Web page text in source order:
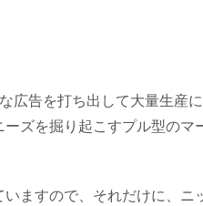
告を打ち出して大量生産
ズを掘り起こすプル型のマ
ますので、それだけに、